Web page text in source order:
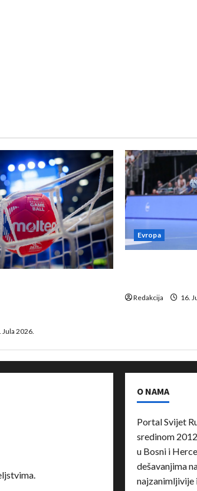
Jula 2026.
Evropa
Redakcija 16.
O NAMA
Portal Svijet
sredinom
u Bosni i
dešavanjima
najzanimljivije